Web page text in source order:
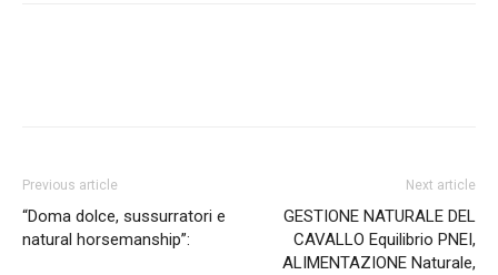
Previous article
“Doma dolce, sussurratori e
natural horsemanship”:
Next article
GESTIONE NATURALE DEL
CAVALLO Equilibrio PNEI,
ALIMENTAZIONE Naturale,